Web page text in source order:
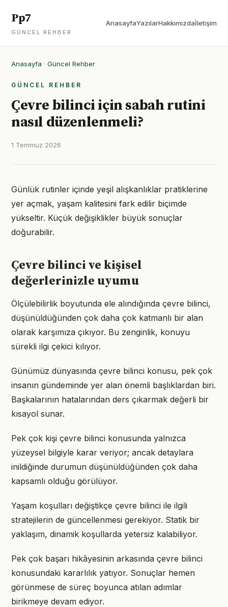
Pp7
GÜNCEL REHBER
AnasayfaYazılarHakkımızdaİletişim
Anasayfa · Güncel Rehber
GÜNCEL REHBER
Çevre bilinci için sabah rutini
nasıl düzenlenmeli?
1 Temmuz 2026
Günlük rutinler içinde yeşil alışkanlıklar pratiklerine
yer açmak, yaşam kalitesini fark edilir biçimde
yükseltir. Küçük değişiklikler büyük sonuçlar
doğurabilir.
Çevre bilinci ve kişisel
değerlerinizle uyumu
Ölçülebilirlik boyutunda ele alındığında çevre bilinci,
düşünüldüğünden çok daha çok katmanlı bir alan
olarak karşımıza çıkıyor. Bu zenginlik, konuyu
sürekli ilgi çekici kılıyor.
Günümüz dünyasında çevre bilinci konusu, pek çok
insanın gündeminde yer alan önemli başlıklardan biri.
Başkalarının hatalarından ders çıkarmak değerli bir
kısayol sunar.
Pek çok kişi çevre bilinci konusunda yalnızca
yüzeysel bilgiyle karar veriyor; ancak detaylara
inildiğinde durumun düşünüldüğünden çok daha
kapsamlı olduğu görülüyor.
Yaşam koşulları değiştikçe çevre bilinci ile ilgili
stratejilerin de güncellenmesi gerekiyor. Statik bir
yaklaşım, dinamik koşullarda yetersiz kalabiliyor.
Pek çok başarı hikâyesinin arkasında çevre bilinci
konusundaki kararlılık yatıyor. Sonuçlar hemen
görünmese de süreç boyunca atılan adımlar
birikmeye devam ediyor.